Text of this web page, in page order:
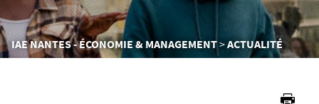
Vous
êtes
IAE NANTES - ÉCONOMIE & MANAGEMENT ACTUALITÉ